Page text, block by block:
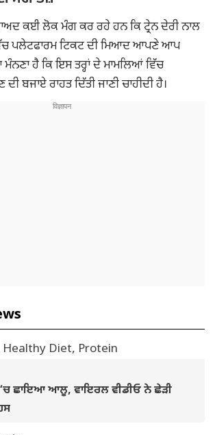
ਕਈ ਲੋਕ ਮੰਗ ਕਰ ਰਹੇ ਹਨ ਕਿ ਟ੍ਰੇਨ ਦੇਰੀ ਨਾਲ
ਪਲੇਟਫਾਰਮ ਟਿਕਟ ਦੀ ਮਿਆਦ ਆਪਣੇ ਆਪ
ਮੰਨਣਾ ਹੈ ਕਿ ਇਸ ਤਰ੍ਹਾਂ ਦੇ ਮਾਮਲਿਆਂ ਵਿੱਚ
ਬਜਾਏ ਰਾਹਤ ਦਿੱਤੀ ਜਾਣੀ ਚਾਹੀਦੀ ਹੈ।
ਛਾਇਆ ਆਲੂ, ਵਾਇਰਲ ਵੀਡੀਓ ਨੇ ਛੇੜੀ